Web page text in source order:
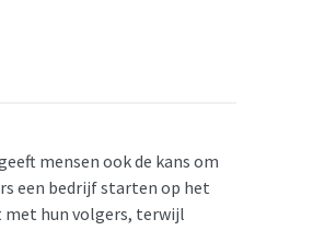
mensen ook de kans om
een bedrijf starten op het
met hun volgers, terwijl